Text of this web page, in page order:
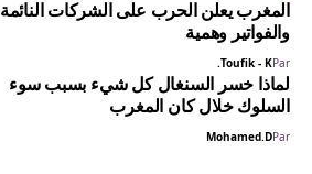
المغرب يعلن الحرب على الشركات النائمة
والفواتير وهمية
Par
Toufik - K.
لماذا خسر السنغال كل شيء بسبب سوء
السلوك خلال كان المغرب
Par
Mohamed.D